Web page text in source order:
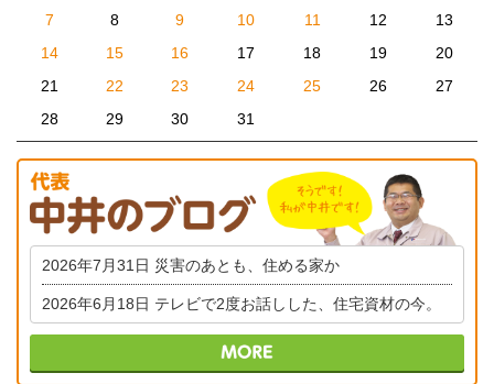
7
8 9 10 11 12
13
14
15 16 17 18 19
20
21
22 23 24 25 26
27
28
29 30 31
2026年7月31日 災害のあとも、住める家か
2026年6月18日 テレビで2度お話しした、住宅資材の今。